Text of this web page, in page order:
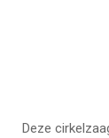
Deze